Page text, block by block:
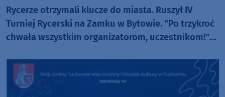
Rycerze otrzymali klucze do miasta. Ruszył IV
Turniej Rycerski na Zamku w Bytowie. "Po trzykroć
chwała wszystkim organizatorom, uczestnikom!"